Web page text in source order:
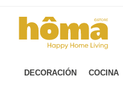
DECORACIÓN COCINA